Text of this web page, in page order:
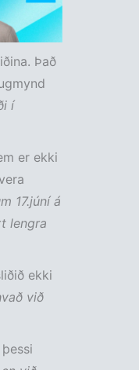
Það
í
er ekki
17.júní á
lengra
ekki
við